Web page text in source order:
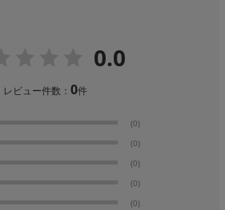
0.0
レビュー件数：0件
(0)
(0)
(0)
(0)
(0)